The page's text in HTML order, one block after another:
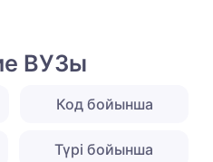
ВУЗы
Код бойынша
Түрі бойынша